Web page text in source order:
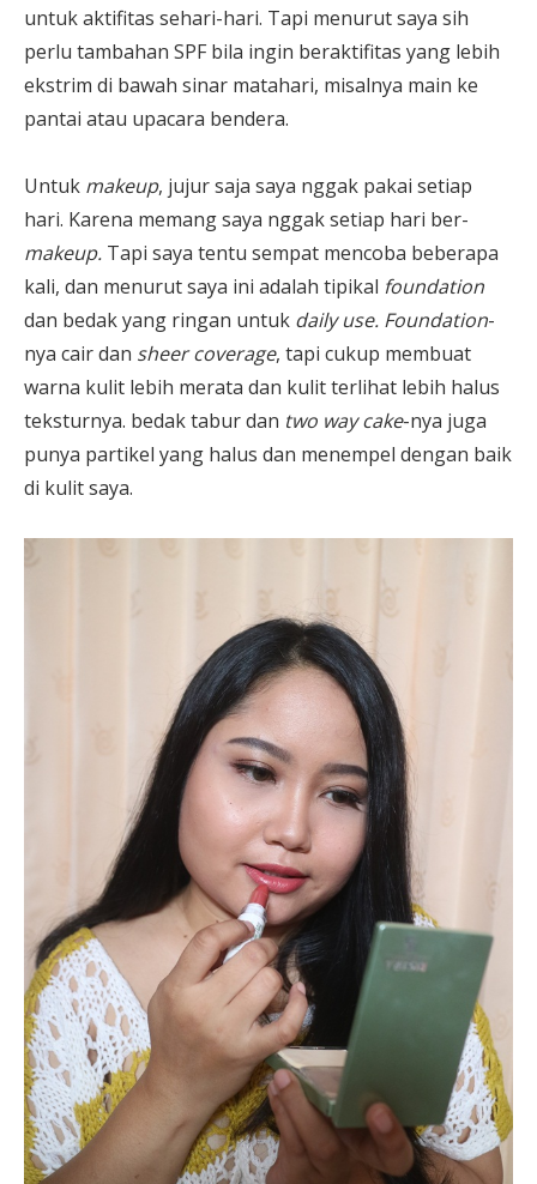
untuk aktifitas sehari-hari. Tapi menurut saya sih
perlu tambahan SPF bila ingin beraktifitas yang lebih
ekstrim di bawah sinar matahari, misalnya main ke
pantai atau upacara bendera.
Untuk makeup, jujur saja saya nggak pakai setiap
hari. Karena memang saya nggak setiap hari ber-
makeup. Tapi saya tentu sempat mencoba beberapa
kali, dan menurut saya ini adalah tipikal foundation
dan bedak yang ringan untuk daily use. Foundation-
nya cair dan sheer coverage, tapi cukup membuat
warna kulit lebih merata dan kulit terlihat lebih halus
teksturnya. bedak tabur dan two way cake-nya juga
punya partikel yang halus dan menempel dengan baik
di kulit saya.